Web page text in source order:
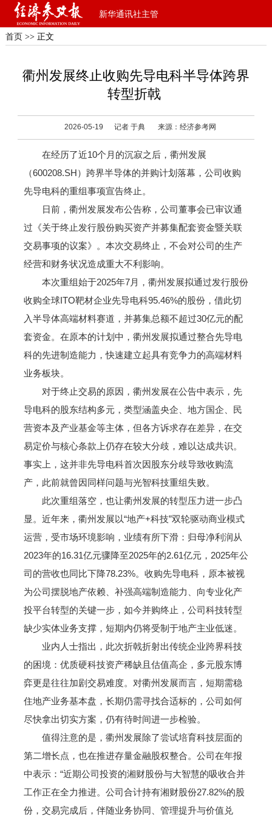
新华通讯社主管
首页 >> 正文
衢州发展终止收购先导电科半导体跨界
转型折戟
2026-05-19 记者 于典 来源：经济参考网
在经历了近10个月的沉寂之后，衢州发展
（600208.SH）跨界半导体的并购计划落幕，公司收购
先导电科的重组事项宣告终止。
日前，衢州发展发布公告称，公司董事会已审议通
过《关于终止发行股份购买资产并募集配套资金暨关联
交易事项的议案》。本次交易终止，不会对公司的生产
经营和财务状况造成重大不利影响。
本次重组始于2025年7月，衢州发展拟通过发行股份
收购全球ITO靶材企业先导电科95.46%的股份，借此切
入半导体高端材料赛道，并募集总额不超过30亿元的配
套资金。在原本的计划中，衢州发展拟通过整合先导电
科的先进制造能力，快速建立起具有竞争力的高端材料
业务板块。
对于终止交易的原因，衢州发展在公告中表示，先
导电科的股东结构多元，类型涵盖央企、地方国企、民
营资本及产业基金等主体，但各方诉求存在差异，在交
易定价与核心条款上仍存在较大分歧，难以达成共识。
事实上，这并非先导电科首次因股东分歧导致收购流
产，此前就曾因同样问题与光智科技重组失败。
此次重组落空，也让衢州发展的转型压力进一步凸
显。近年来，衢州发展以“地产+科技”双轮驱动商业模式
运营，受市场环境影响，业绩有所下滑：归母净利润从
2023年的16.31亿元骤降至2025年的2.61亿元，2025年公
司的营收也同比下降78.23%。收购先导电科，原本被视
为公司摆脱地产依赖、补强高端制造能力、向专业化产
投平台转型的关键一步，如今并购终止，公司科技转型
缺少实体业务支撑，短期内仍将受制于地产主业低迷。
业内人士指出，此次折戟折射出传统企业跨界科技
的困境：优质硬科技资产稀缺且估值高企，多元股东博
弈更是往往加剧交易难度。对衢州发展而言，短期需稳
住地产业务基本盘，长期仍需寻找合适标的，公司如何
尽快拿出切实方案，仍有待时间进一步检验。
值得注意的是，衢州发展除了尝试培育科技层面的
第二增长点，也在推进存量金融股权整合。公司在年报
中表示：“近期公司投资的湘财股份与大智慧的吸收合并
工作正在全力推进。公司合计持有湘财股份27.82%的股
份，交易完成后，伴随业务协同、管理提升与价值兑